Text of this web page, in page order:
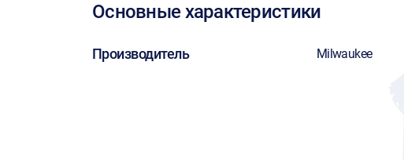
Основные характеристики
Производитель Milwaukee